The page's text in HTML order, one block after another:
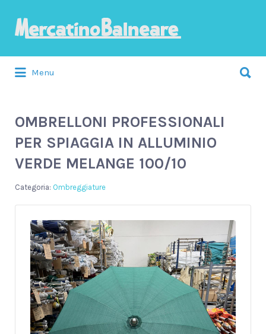
Menu
OMBRELLONI PROFESSIONALI
PER SPIAGGIA IN ALLUMINIO
VERDE MELANGE 100/10
Ombreggiature